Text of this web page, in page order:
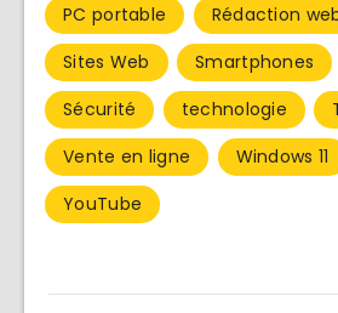
PC portable
Rédaction
Sites Web
Smartphones
Sécurité
technologie
Vente en ligne
Windows 11
YouTube